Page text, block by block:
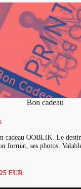
Bon cadeau
cadeau OOBLIK. Le
format, ses photos.
EUR